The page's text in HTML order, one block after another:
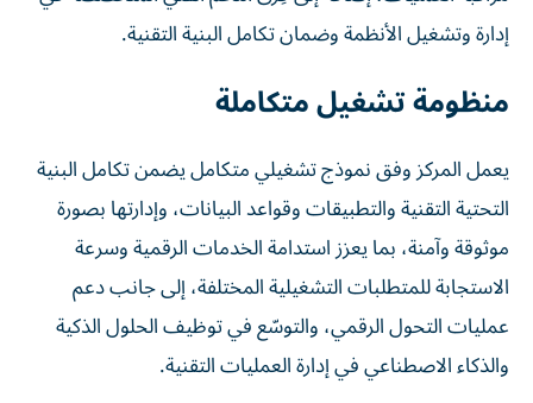
إدارة وتشغيل الأنظمة وضمان تكامل البنية التقنية.
منظومة تشغيل متكاملة
يعمل المركز وفق نموذج تشغيلي متكامل يضمن تكامل البنية
التحتية التقنية والتطبيقات وقواعد البيانات، وإدارتها بصورة
موثوقة وآمنة، بما يعزز استدامة الخدمات الرقمية وسرعة
الاستجابة للمتطلبات التشغيلية المختلفة، إلى جانب دعم
عمليات التحول الرقمي، والتوسّع في توظيف الحلول الذكية
والذكاء الاصطناعي في إدارة العمليات التقنية.